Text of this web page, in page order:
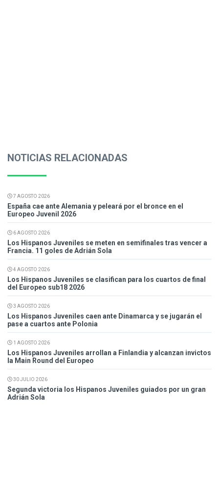
NOTICIAS RELACIONADAS
7 AGOSTO 2026
España cae ante Alemania y peleará por el bronce en el
Europeo Juvenil 2026
6 AGOSTO 2026
Los Hispanos Juveniles se meten en semifinales tras vencer a
Francia. 11 goles de Adrián Sola
4 AGOSTO 2026
Los Hispanos Juveniles se clasifican para los cuartos de final
del Europeo sub18 2026
3 AGOSTO 2026
Los Hispanos Juveniles caen ante Dinamarca y se jugarán el
pase a cuartos ante Polonia
1 AGOSTO 2026
Los Hispanos Juveniles arrollan a Finlandia y alcanzan invictos
la Main Round del Europeo
30 JULIO 2026
Segunda victoria los Hispanos Juveniles guiados por un gran
Adrián Sola